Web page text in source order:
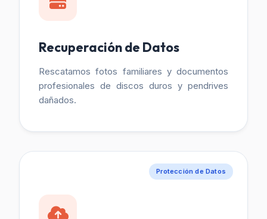
Recuperación de Datos
Rescatamos fotos familiares y documentos
profesionales de discos duros y pendrives
dañados.
Protección de Datos